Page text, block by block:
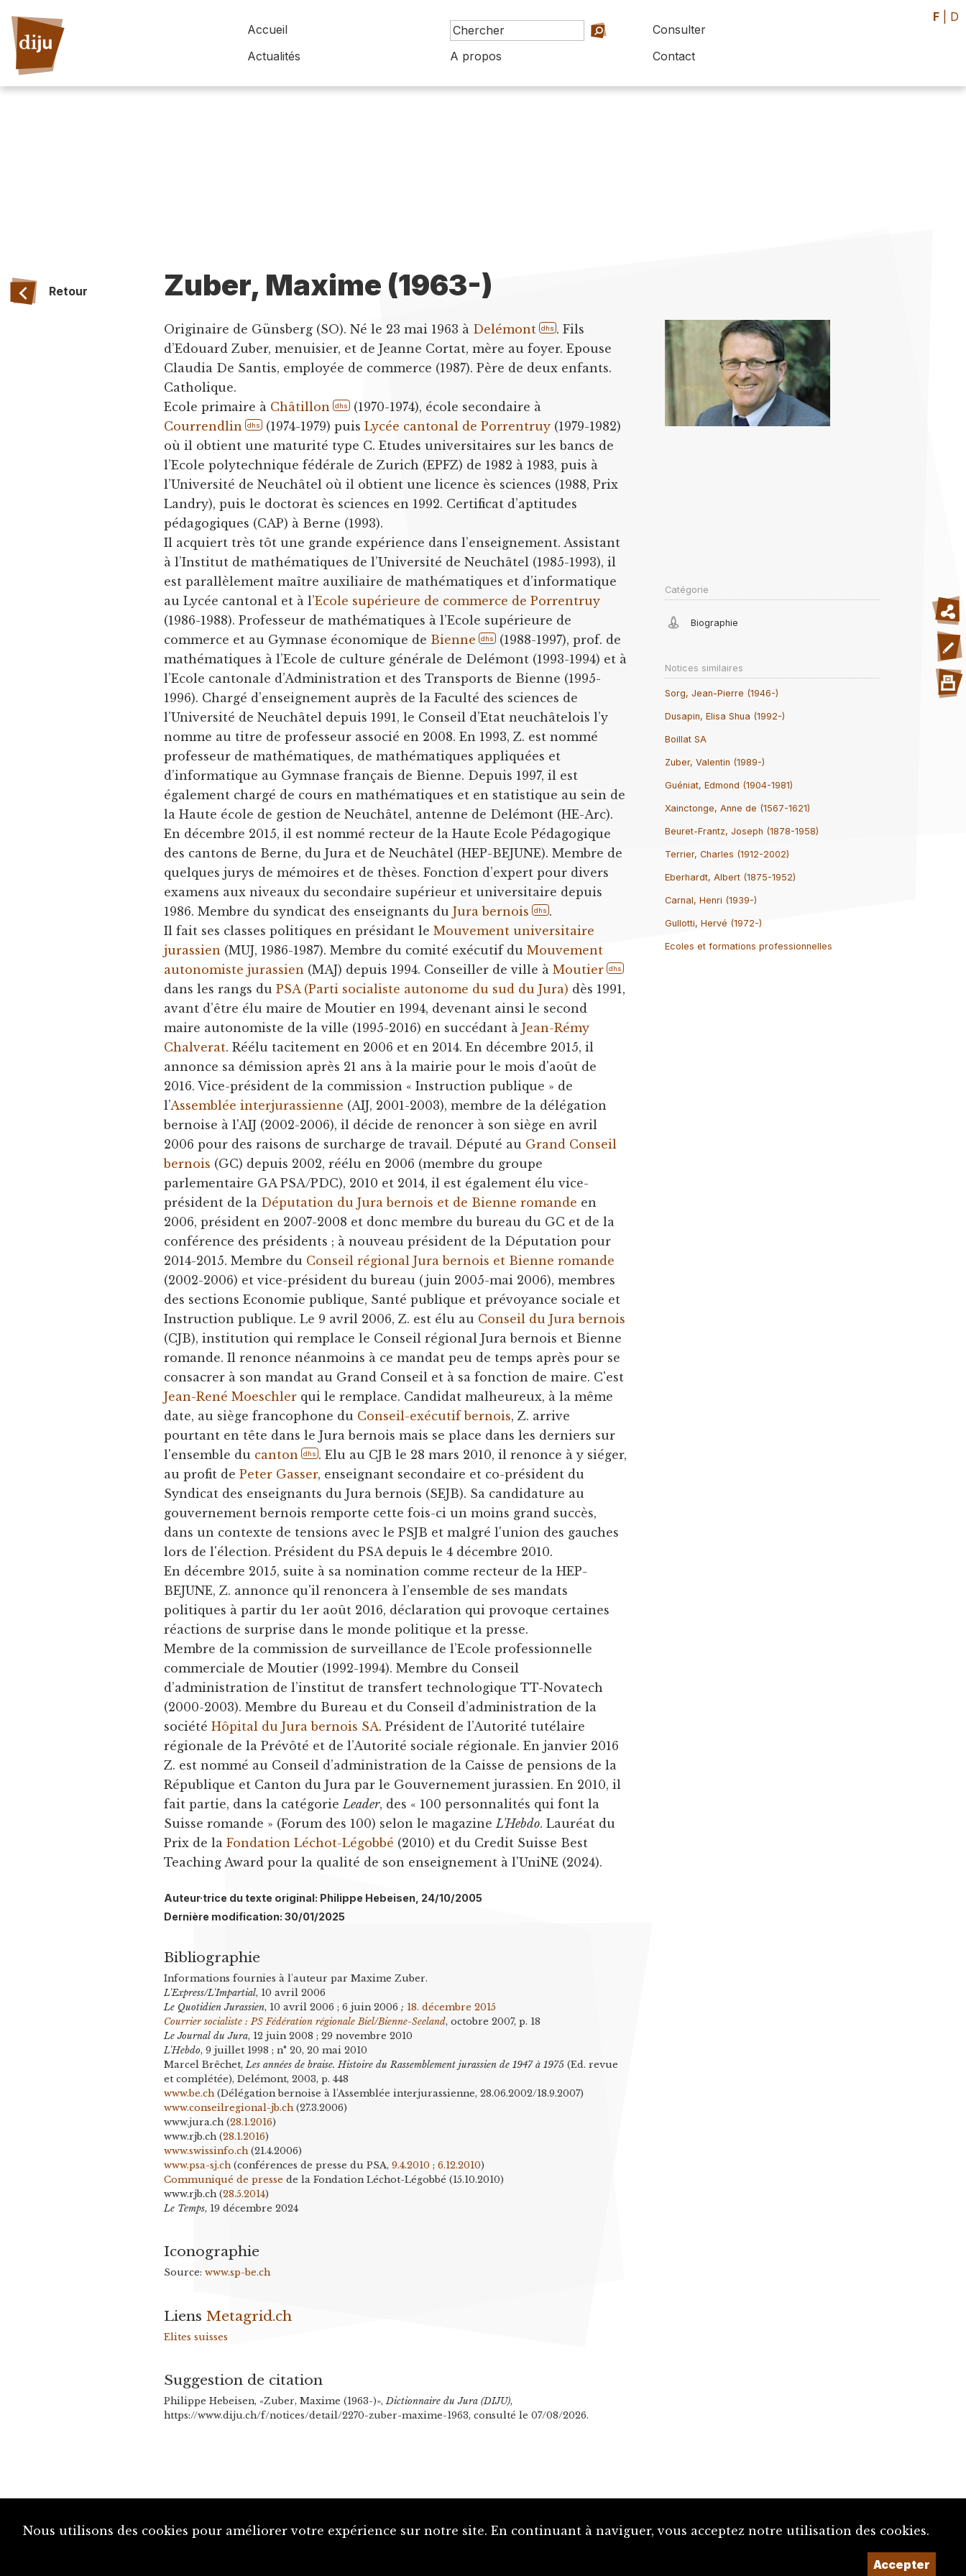
Accueil
Consulter
Actualités
A propos Contact
F D
Retour Zuber, Maxime (1963-)
Originaire de Günsberg (SO). Né le 23 mai 1963 à Delémont dhs . Fils
d’Edouard Zuber, menuisier, et de Jeanne Cortat, mère au foyer. Epouse
Claudia De Santis, employée de commerce (1987). Père de deux enfants.
Catholique.
Ecole primaire à Châtillon dhs
(1970-1974), école secondaire à
Courrendlin
dhs (1974-1979) puisLycée cantonal de Porrentruy (1979-1982)
où il obtient une maturité type C. Etudes universitaires sur les bancs de
l’Ecole polytechnique fédérale de Zurich (EPFZ) de 1982 à 1983, puis à
l’Université de Neuchâtel où il obtient une licence ès sciences (1988, Prix
Landry), puis le doctorat ès sciences en 1992. Certificat d’aptitudes
pédagogiques (CAP) à Berne (1993).
Il acquiert très tôt une grande expérience dans l’enseignement. Assistant
à l’Institut de mathématiques de l’Université de Neuchâtel (1985-1993), il
est parallèlement maître auxiliaire de mathématiques et d’informatique
au Lycée cantonal et à l’Ecole supérieure de commerce de Porrentruy
(1986-1988). Professeur de mathématiques à l’Ecole supérieure de
commerce et au Gymnase économique de Bienne dhs
(1988-1997), prof. de
mathématiques à l’Ecole de culture générale de Delémont (1993-1994) et à
l’Ecole cantonale d’Administration et des Transports de Bienne (1995-
1996). Chargé d’enseignement auprès de la Faculté des sciences de
l’Université de Neuchâtel depuis 1991, le Conseil d’Etat neuchâtelois l’y
nomme au titre de professeur associé en 2008. En 1993, Z. est nommé
professeur de mathématiques, de mathématiques appliquées et
d’informatique au Gymnase français de Bienne. Depuis 1997, il est
également chargé de cours en mathématiques et en statistique au sein de
la Haute école de gestion de Neuchâtel, antenne de Delémont (HE-Arc).
En décembre 2015, il est nommé recteur de la Haute Ecole Pédagogique
des cantons de Berne, du Jura et de Neuchâtel (HEP-BEJUNE). Membre de
quelques jurys de mémoires et de thèses. Fonction d’expert pour divers
examens aux niveaux du secondaire supérieur et universitaire depuis
1986. Membre du syndicat des enseignants duJura bernois dhs .
Il fait ses classes politiques en présidant leMouvement universitaire
jurassien (MUJ, 1986-1987). Membre du comité exécutif duMouvement
autonomiste jurassien (MAJ) depuis 1994. Conseiller de ville àMoutier dhs
dans les rangs duPSA (Parti socialiste autonome du sud du Jura) dès 1991,
avant d’être élu maire de Moutier en 1994, devenant ainsi le second
maire autonomiste de la ville (1995-2016) en succédant àJean-Rémy
Chalverat. Réélu tacitement en 2006 et en 2014. En décembre 2015, il
annonce sa démission après 21 ans à la mairie pour le mois d'août de
2016. Vice-président de la commission « Instruction publique » de
l’Assemblée interjurassienne (AIJ, 2001-2003), membre de la délégation
bernoise à l'AIJ (2002-2006), il décide de renoncer à son siège en avril
2006 pour des raisons de surcharge de travail. Député au Grand Conseil
bernois (GC) depuis 2002, réélu en 2006 (membre du groupe
parlementaire GA PSA/PDC), 2010 et 2014, il est également élu vice-
président de la Députation du Jura bernois et de Bienne romande en
2006, président en 2007-2008 et donc membre du bureau du GC et de la
conférence des présidents ; à nouveau président de la Députation pour
2014-2015. Membre du Conseil régional Jura bernois et Bienne romande
(2002-2006) et vice-président du bureau (juin 2005-mai 2006), membres
des sections Economie publique, Santé publique et prévoyance sociale et
Instruction publique. Le 9 avril 2006, Z. est élu au Conseil du Jura bernois
(CJB), institution qui remplace le Conseil régional Jura bernois et Bienne
romande. Il renonce néanmoins à ce mandat peu de temps après pour se
consacrer à son mandat au Grand Conseil et à sa fonction de maire. C'est
Jean-René Moeschler qui le remplace. Candidat malheureux, à la même
date, au siège francophone du Conseil-exécutif bernois, Z. arrive
pourtant en tête dans le Jura bernois mais se place dans les derniers sur
l'ensemble du canton dhs . Elu au CJB le 28 mars 2010, il renonce à y siéger,
au profit dePeter Gasser, enseignant secondaire et co-président du
Syndicat des enseignants du Jura bernois (SEJB). Sa candidature au
gouvernement bernois remporte cette fois-ci un moins grand succès,
dans un contexte de tensions avec le PSJB et malgré l'union des gauches
lors de l'élection. Président du PSA depuis le 4 décembre 2010.
En décembre 2015, suite à sa nomination comme recteur de la HEP-
BEJUNE, Z. annonce qu'il renoncera à l’ensemble de ses mandats
politiques à partir du 1er août 2016, déclaration qui provoque certaines
réactions de surprise dans le monde politique et la presse.
Membre de la commission de surveillance de l’Ecole professionnelle
commerciale de Moutier (1992-1994). Membre du Conseil
d’administration de l’institut de transfert technologique TT-Novatech
(2000-2003). Membre du Bureau et du Conseil d’administration de la
sociétéHôpital du Jura bernois SA. Président de l’Autorité tutélaire
régionale de la Prévôté et de l’Autorité sociale régionale. En janvier 2016
Z. est nommé au Conseil d’administration de la Caisse de pensions de la
République et Canton du Jura par le Gouvernement jurassien. En 2010, il
fait partie, dans la catégorieLeader, des « 100 personnalités qui font la
Suisse romande » (Forum des 100) selon le magazineL'Hebdo. Lauréat du
Prix de laFondation Léchot-Légobbé (2010) et du Credit Suisse Best
Teaching Award pour la qualité de son enseignement à l'UniNE (2024).
Auteur·trice du texte original: Philippe Hebeisen, 24/10/2005
Dernière modification: 30/01/2025
Bibliographie
Informations fournies à l'auteur par Maxime Zuber.
L'Express/L'Impartial, 10 avril 2006
Le Quotidien Jurassien, 10 avril 2006 ; 6 juin 2006; 18. décembre 2015
Courrier socialiste : PS Fédération régionale Biel/Bienne-Seeland, octobre 2007, p. 18
Le Journal du Jura, 12 juin 2008 ; 29 novembre 2010
L'Hebdo, 9 juillet 1998 ; n° 20, 20 mai 2010
Marcel Brêchet, Les années de braise. Histoire du Rassemblement jurassien de 1947 à 1975 (Ed. revue
et complétée), Delémont, 2003, p. 448
www.be.ch (Délégation bernoise à l'Assemblée interjurassienne, 28.06.2002/18.9.2007)
www.conseilregional-jb.ch (27.3.2006)
www.jura.ch (28.1.2016)
www.rjb.ch (28.1.2016)
www.swissinfo.ch (21.4.2006)
www.psa-sj.ch (conférences de presse du PSA,9.4.2010 ;6.12.2010)
Communiqué de presse de la Fondation Léchot-Légobbé (15.10.2010)
www.rjb.ch (28.5.2014)
Le Temps, 19 décembre 2024
Iconographie
Source:www.sp-be.ch
Liens Metagrid.ch
Elites suisses
Suggestion de citation
Philippe Hebeisen, «Zuber, Maxime (1963-)»,Dictionnaire du Jura (DIJU),
https://www.diju.ch/f/notices/detail/2270-zuber-maxime-1963, consulté le 07/08/2026.
Catégorie
Biographie
Notices similaires
Sorg, Jean-Pierre (1946-)
Dusapin, Elisa Shua (1992-)
Boillat SA
Zuber, Valentin (1989-)
Guéniat, Edmond (1904-1981)
Xainctonge, Anne de (1567-1621)
Beuret-Frantz, Joseph (1878-1958)
Terrier, Charles (1912-2002)
Eberhardt, Albert (1875-1952)
Carnal, Henri (1939-)
Gullotti, Hervé (1972-)
Ecoles et formations professionnelles
Nous utilisons des cookies pour améliorer votre expérience sur notre site. En continuant à naviguer, vous acceptez notre utilisation des cookies.
Accepter